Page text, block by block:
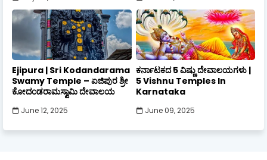
Ejipura | Sri Kodandarama
Swamy Temple – ಏಜಿಪುರ ಶ್ರೀ
ಕೋದಂಡರಾಮಸ್ವಾಮಿ ದೇವಾಲಯ
June 12, 2025
ಕರ್ನಾಟಕದ 5 ವಿಷ್ಣು ದೇವಾಲಯಗಳು |
5 Vishnu Temples In
Karnataka
June 09, 2025